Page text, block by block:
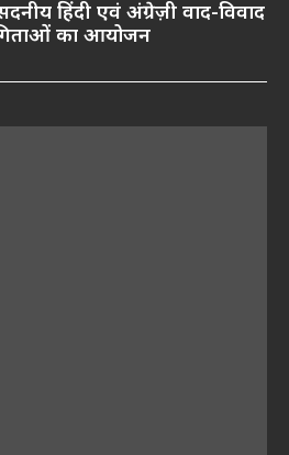
हिंदी एवं अंग्रेज़ी वाद-विवाद
का आयोजन